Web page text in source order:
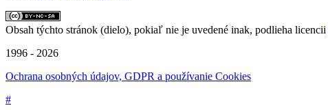
Obsah týchto stránok (dielo), pokiaľ nie je uvedené inak, podlieha licencii
1996 - 2026
Ochrana osobných údajov, GDPR a používanie Cookies
#